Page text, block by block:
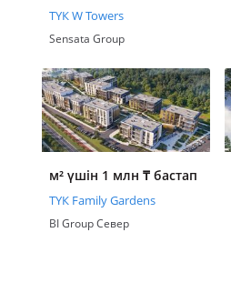
ТҮК W Towers
Sensata Group
м² үшін 1 млн ₸ бастап
ТҮК Family Gardens
BI Group Север